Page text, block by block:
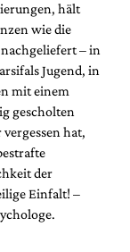
hält
wie die
– in
Jugend, in
mit einem
gescholten
hat,
der
Einfalt! –